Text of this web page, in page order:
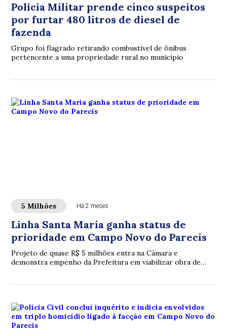
Polícia Militar prende cinco suspeitos
por furtar 480 litros de diesel de
fazenda
Grupo foi flagrado retirando combustível de ônibus
pertencente a uma propriedade rural no município
5 Milhões Há 2 meses
Linha Santa Maria ganha status de
prioridade em Campo Novo do Parecis
Projeto de quase R$ 5 milhões entra na Câmara e
demonstra empenho da Prefeitura em viabilizar obra de